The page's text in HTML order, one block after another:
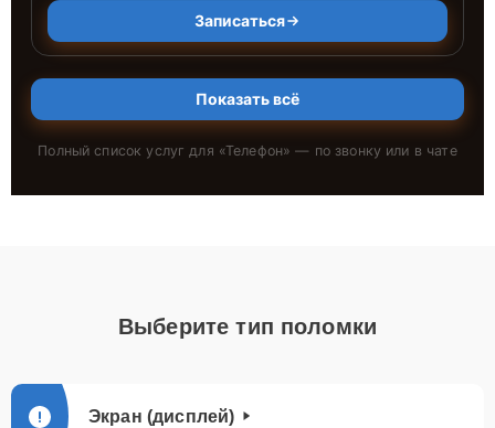
Записаться
Показать всё
Полный список услуг для «Телефон» — по звонку или в чате
Выберите тип поломки
Экран (дисплей)